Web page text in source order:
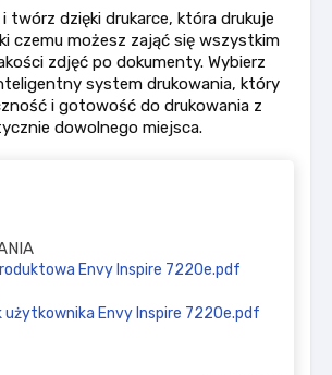
twórz dzięki drukarce, która drukuje
czemu możesz zająć się wszystkim
zdjęć po dokumenty. Wybierz
system drukowania, który
i gotowość do drukowania z
dowolnego miejsca.
Envy Inspire 7220e.pdf
użytkownika Envy Inspire 7220e.pdf